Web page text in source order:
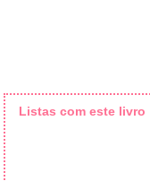
Listas com este livro